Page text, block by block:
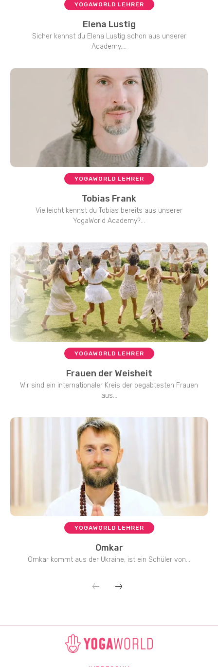
YOGAWORLD LEHRER
Elena Lustig
Sicher kennst du Elena Lustig schon aus unserer
Academy....
YOGAWORLD LEHRER
Tobias Frank
Vielleicht kennst du Tobias bereits aus unserer
YogaWorld Academy?...
YOGAWORLD LEHRER
Frauen der Weisheit
Wir sind ein internationaler Kreis der begabtesten Frauen
aus...
YOGAWORLD LEHRER
Omkar
Omkar kommt aus der Ukraine, ist ein Schüler von...